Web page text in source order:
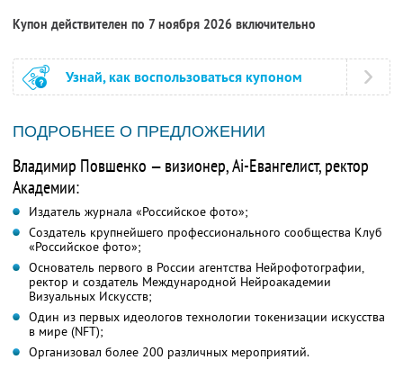
Купон действителен по 7 ноября 2026 включительно
Узнай, как воспользоваться купоном
ПОДРОБНЕЕ О ПРЕДЛОЖЕНИИ
Владимир Повшенко — визионер, Ai-Евангелист, ректор
Академии:
Издатель журнала «Российское фото»;
Создатель крупнейшего профессионального сообщества Клуб
«Российское фото»;
Основатель первого в России агентства Нейрофотографии,
ректор и создатель Международной Нейроакадемии
Визуальных Искусств;
Один из первых идеологов технологии токенизации искусства
в мире (NFT);
Организовал более 200 различных мероприятий.